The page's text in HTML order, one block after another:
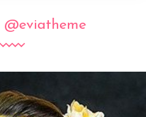
@eviatheme